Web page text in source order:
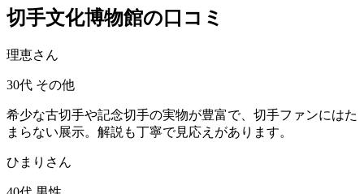
切手文化博物館の口コミ
理恵さん
30代 その他
希少な古切手や記念切手の実物が豊富で、切手ファンにはた
まらない展示。解説も丁寧で見応えがあります。
ひまりさん